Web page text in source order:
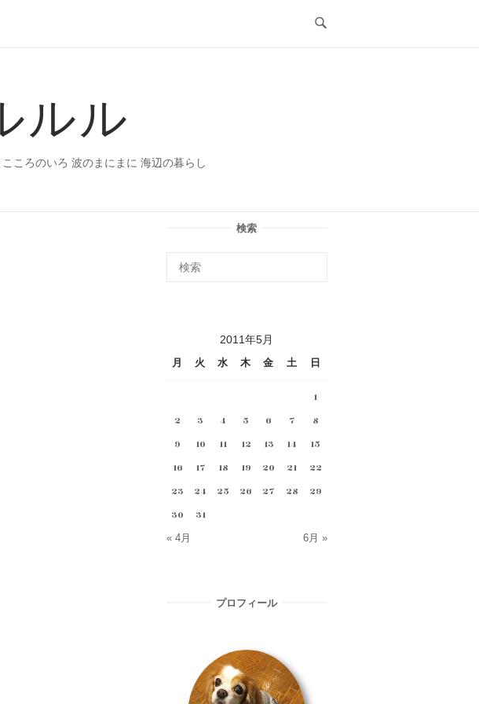
ルル
ろのいろ 波のまにまに 海辺の暮らし
検索
2011年5月
月 火 水 木 金 土 日
1
2
3 4 5 6 7
8
9
10 11 12 13 14
15
16
17 18 19 20 21
22
23
24 25 26 27 28
29
30
31
« 4月 6月 »
プロフィール